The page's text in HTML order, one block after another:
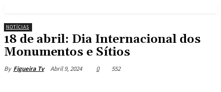
NOTÍCIAS
18 de abril: Dia Internacional dos
Monumentos e Sítios
By Figueira Tv Abril 9, 2024 0 552